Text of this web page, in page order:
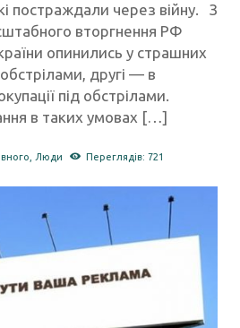
постраждали через війну. З
вторгнення РФ
опинились у страшних
другі — в
під обстрілами.
в таких умовах […]
Люди Переглядів: 721